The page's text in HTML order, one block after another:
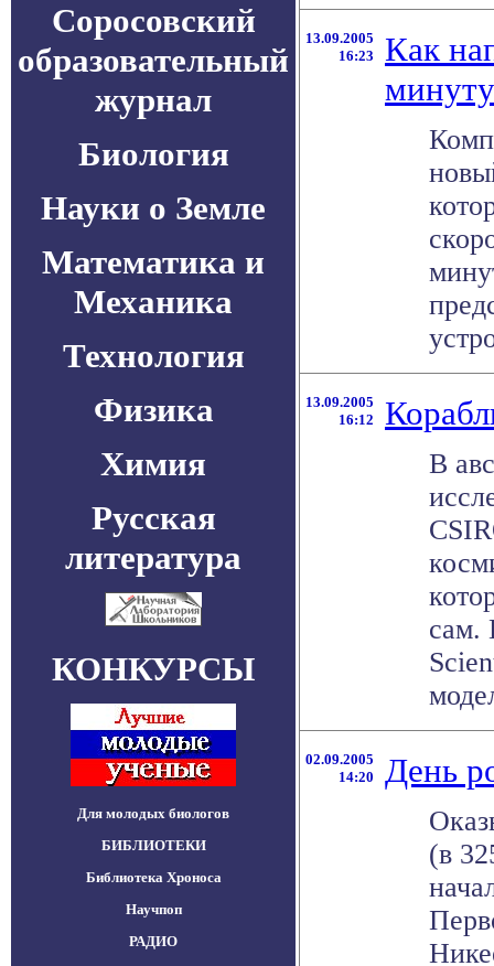
Соросовский
образовательный
журнал
Биология
Науки о Земле
Математика и
Механика
Технология
Физика
Химия
Русская
литература
КОНКУРСЫ
Для молодых биологов
БИБЛИОТЕКИ
Библиотека Хроноса
Научпоп
РАДИО
13.09.2005
16:23
Как
13.09.2005
16:12
В
сам.
02.09.2005
14:20
День
(в